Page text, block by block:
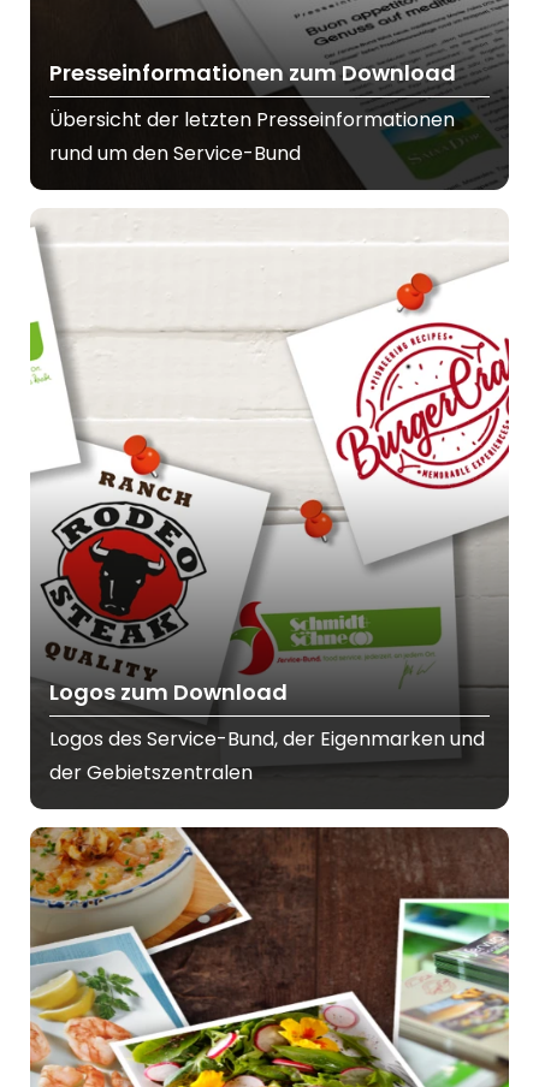
Presseinformationen zum Download
Übersicht der letzten Presseinformationen
rund um den Service-Bund
Logos zum Download
Logos des Service-Bund, der Eigenmarken und
der Gebietszentralen